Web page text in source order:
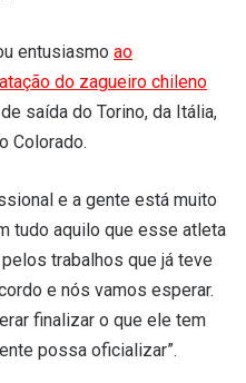
entusiasmo ao
do zagueiro chileno
saída do Torino, da Itália,
Colorado.
e a gente está muito
tudo aquilo que esse atleta
trabalhos que já teve
e nós vamos esperar.
finalizar o que ele tem
possa oficializar”.